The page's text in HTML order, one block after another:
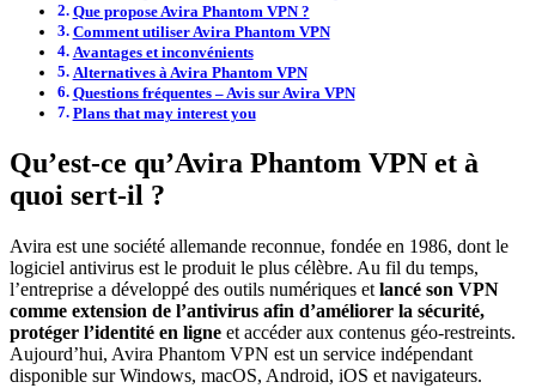
Que propose Avira Phantom VPN ?
Comment utiliser Avira Phantom VPN
Avantages et inconvénients
Alternatives à Avira Phantom VPN
Questions fréquentes – Avis sur Avira VPN
Plans that may interest you
Qu’est-ce qu’Avira Phantom VPN et à
quoi sert-il ?
Avira est une société allemande reconnue, fondée en 1986, dont le
logiciel antivirus est le produit le plus célèbre. Au fil du temps,
l’entreprise a développé des outils numériques et lancé son VPN
comme extension de l’antivirus afin d’améliorer la sécurité,
protéger l’identité en ligne et accéder aux contenus géo-restreints.
Aujourd’hui, Avira Phantom VPN est un service indépendant
disponible sur Windows, macOS, Android, iOS et navigateurs.